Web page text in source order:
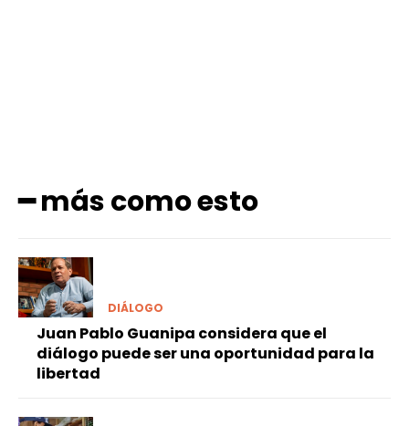
━ más como esto
DIÁLOGO
Juan Pablo Guanipa considera que el
diálogo puede ser una oportunidad para la
libertad